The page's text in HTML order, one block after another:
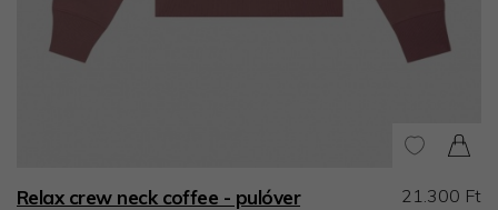
Relax crew neck coffee - pulóver 21.300 Ft